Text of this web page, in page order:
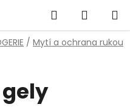
Hledat
KOŠÍK
/ Mytí a ochrana rukou